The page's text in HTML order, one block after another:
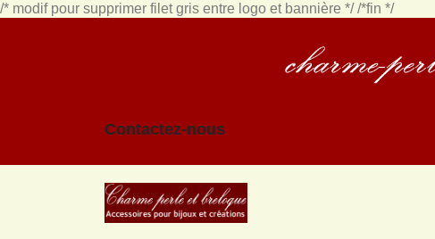
/* modif pour supprimer filet gris entre logo et bannière *//*fin */
Contactez-nous